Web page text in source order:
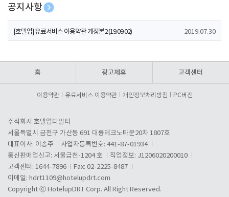
공지사항
[호텔업] 개인정보 처리방침 개정본1 (19.09.02)
[호텔업] 유료서비스 이용약관 개정본2 (19.09.02) 2019.07.30
홈 광고제휴 고객센터
이용약관 유료서비스 이용약관 개인정보처리방침 PC버전
주식회사 호텔업디알티
서울특별시 금천구 가산동 691 대륭테크노타운20차 1807호
대표이사: 이송주
사업자등록번호: 441-87-01934
통신판매업신고: 서울금천-1204 호
직업정보: J1206020200010
고객센터: 1644-7896
Fax: 02-2225-8487
이메일: hdrt1109@hotelupdrt.com
Copyright ⓒ HotelupDRT Corp. All Right Reserved.